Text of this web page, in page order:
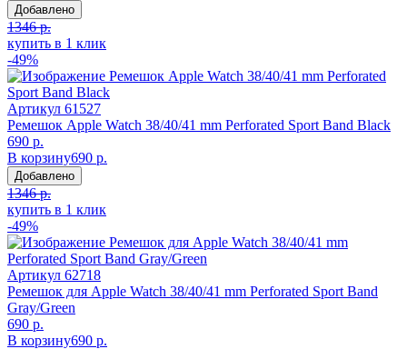
Добавлено
1346 р.
купить в 1 клик
-49%
Артикул 61527
Ремешок Apple Watch 38/40/41 mm Perforated Sport Band Black
690 р.
В корзину690 р.
Добавлено
1346 р.
купить в 1 клик
-49%
Артикул 62718
Ремешок для Apple Watch 38/40/41 mm Perforated Sport Band
Gray/Green
690 р.
В корзину690 р.